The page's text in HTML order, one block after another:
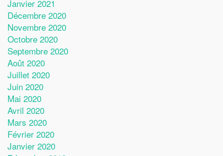
Janvier 2021
Décembre 2020
Novembre 2020
Octobre 2020
Septembre 2020
Août 2020
Juillet 2020
Juin 2020
Mai 2020
Avril 2020
Mars 2020
Février 2020
Janvier 2020